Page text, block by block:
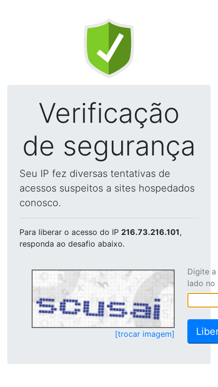
Verificação
de segurança
Seu IP fez diversas tentativas de
acessos suspeitos a sites hospedados
conosco.
Para liberar o acesso do IP 216.73.216.101,
responda ao desafio abaixo.
[trocar imagem]
Digite
lado no